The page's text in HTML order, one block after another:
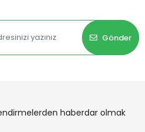
Gönder
haberdar olmak